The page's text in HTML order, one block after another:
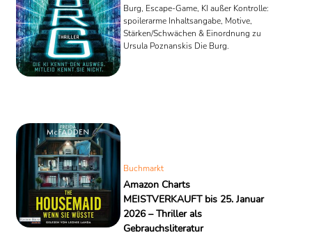
Burg, Escape-Game, KI außer Kontrolle:
spoilerarme Inhaltsangabe, Motive,
Stärken/Schwächen & Einordnung zu
Ursula Poznanskis Die Burg.
Buchmarkt
Amazon Charts
MEISTVERKAUFT bis 25. Januar
2026 – Thriller als
Gebrauchsliteratur